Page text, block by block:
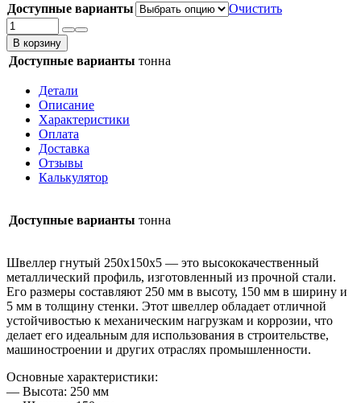
Доступные варианты
Очистить
Количество
товара
Швеллер
гнутый
В корзину
Доступные варианты тонна
Детали
Описание
Характеристики
Оплата
Доставка
Отзывы
Калькулятор
Доступные варианты тонна
Швеллер гнутый 250х150х5 — это высококачественный
металлический профиль, изготовленный из прочной стали.
Его размеры составляют 250 мм в высоту, 150 мм в ширину и
5 мм в толщину стенки. Этот швеллер обладает отличной
устойчивостью к механическим нагрузкам и коррозии, что
делает его идеальным для использования в строительстве,
машиностроении и других отраслях промышленности.
Основные характеристики:
— Высота: 250 мм